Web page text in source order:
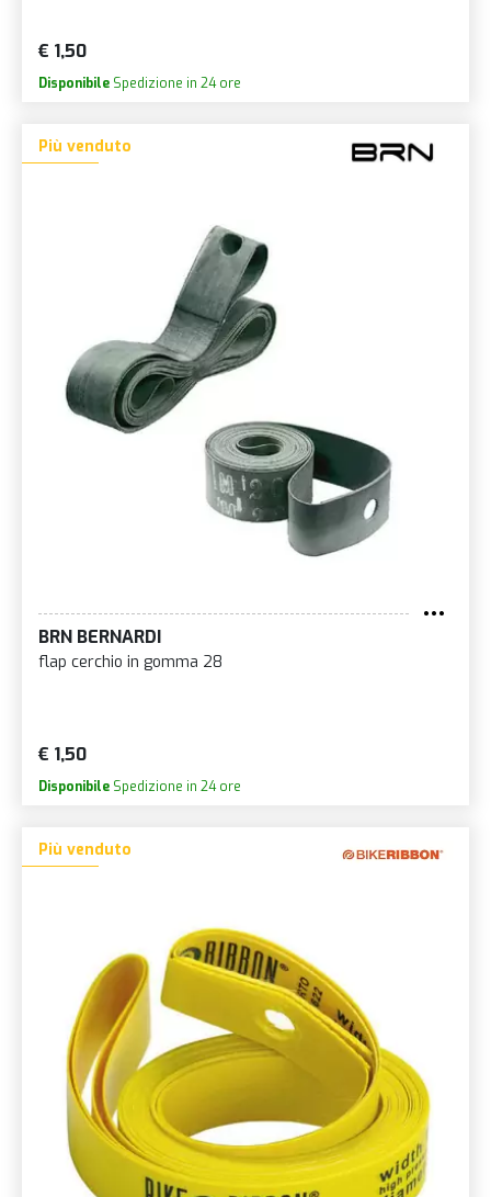
€ 1,50
Disponibile Spedizione in 24 ore
Più venduto
BRN BERNARDI
flap cerchio in gomma 28
€ 1,50
Disponibile Spedizione in 24 ore
Più venduto